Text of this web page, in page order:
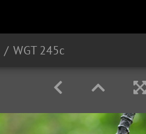
WGT 245c